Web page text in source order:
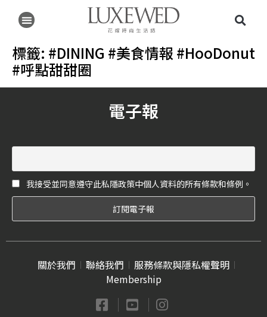
標籤: #DINING #美食情報 #HooDonut
#呼點甜甜圈
電子報
我接受並同意遵守此私隱政策中個人資料的所有條款和條例。
關於我們 聯絡我們
服務條款與隱私權聲明
Membership